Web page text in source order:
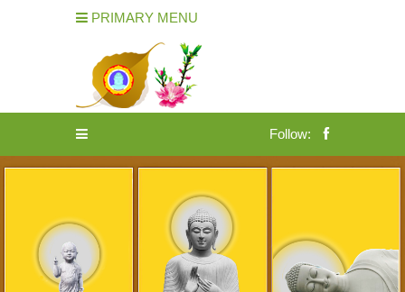
PRIMARY MENU
Follow: